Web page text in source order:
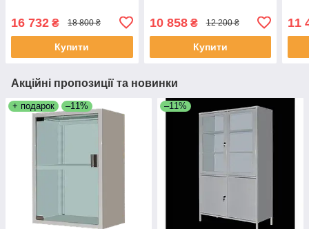
16 732 ₴ 18 800 ₴
Купити
10 858₴ 12 200 ₴
Купити
11
Акційні пропозиції та новинки
+ подарок –11% –11%